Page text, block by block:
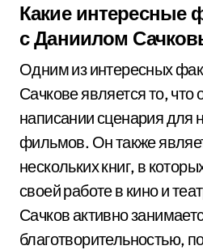
Какие интересные
с Даниилом
Одним из интересных
Сачкове является то, что
написании сценария для
фильмов. Он также
нескольких книг, в
своей работе в кино и
Сачков активно
благотворительностью,